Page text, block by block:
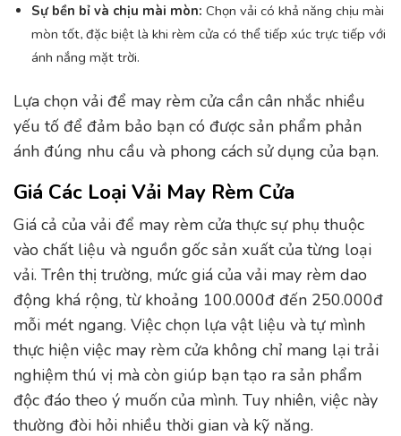
Sự bền bỉ và chịu mài mòn: Chọn vải có khả năng chịu mài
mòn tốt, đặc biệt là khi rèm cửa có thể tiếp xúc trực tiếp với
ánh nắng mặt trời.
Lựa chọn vải để may rèm cửa cần cân nhắc nhiều
yếu tố để đảm bảo bạn có được sản phẩm phản
ánh đúng nhu cầu và phong cách sử dụng của bạn.
Giá Các Loại Vải May Rèm Cửa
Giá cả của vải để may rèm cửa thực sự phụ thuộc
vào chất liệu và nguồn gốc sản xuất của từng loại
vải. Trên thị trường, mức giá của vải may rèm dao
động khá rộng, từ khoảng 100.000đ đến 250.000đ
mỗi mét ngang. Việc chọn lựa vật liệu và tự mình
thực hiện việc may rèm cửa không chỉ mang lại trải
nghiệm thú vị mà còn giúp bạn tạo ra sản phẩm
độc đáo theo ý muốn của mình. Tuy nhiên, việc này
thường đòi hỏi nhiều thời gian và kỹ năng.